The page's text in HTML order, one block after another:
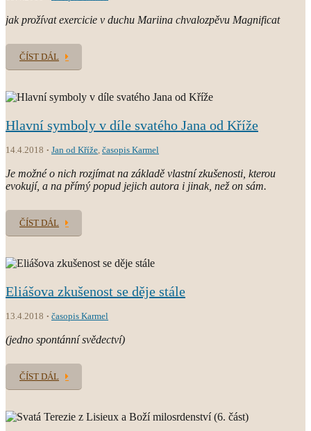
jak prožívat exercicie v duchu Mariina chvalozpěvu Magnificat
ČÍST DÁL
Hlavní symboly v díle svatého Jana od Kříže
14.4.2018 Jan od Kříže časopis Karmel
Je možné o nich rozjímat na základě vlastní zkušenosti, kterou
evokují, a na přímý popud jejich autora i jinak, než on sám.
ČÍST DÁL
Eliášova zkušenost se děje stále
13.4.2018 časopis Karmel
(jedno spontánní svědectví)
ČÍST DÁL